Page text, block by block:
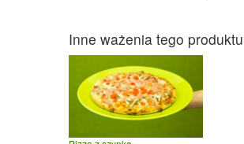
Inne ważenia tego